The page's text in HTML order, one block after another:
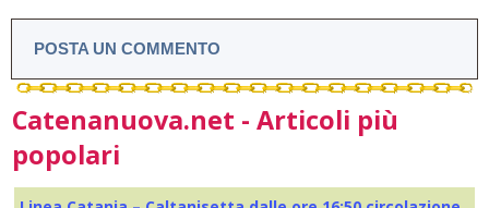
POSTA UN COMMENTO
Catenanuova.net - Articoli più
popolari